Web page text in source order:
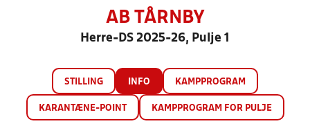
AB TÅRNBY
Herre-DS 2025-26, Pulje 1
STILLING INFO KAMPPROGRAM
KARANTÆNE-POINT KAMPPROGRAM FOR PULJE